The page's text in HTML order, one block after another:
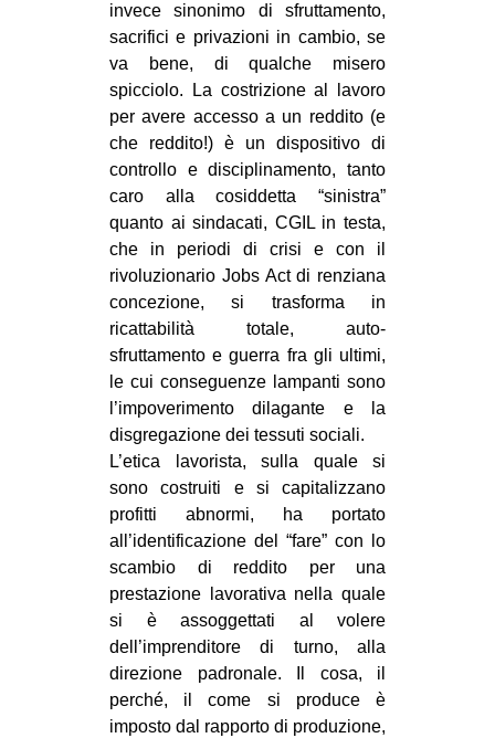
SPORT POPOLARE
MOVIMENTI
AMBIENTE
ANTIFASCISMO
DIRITTO ALL’ABITARE
GENERI
MIGRAZIONI
PRECARIATO
REPRESSIONE
STUDENTI
CULTURE
ARTE
CINEMA
MANIFESTI
RECENSIONI
INTERNAZIONALE
AFRICA
AMERICHE
invece sinonimo di sfruttamento,
sacrifici e privazioni in cambio, se
va bene, di qualche misero
spicciolo. La costrizione al lavoro
per avere accesso a un reddito (e
che reddito!) è un dispositivo di
controllo e disciplinamento, tanto
caro alla cosiddetta “sinistra”
quanto ai sindacati, CGIL in testa,
che in periodi di crisi e con il
rivoluzionario Jobs Act di renziana
concezione, si trasforma in
ricattabilità totale, auto-
sfruttamento e guerra fra gli ultimi,
le cui conseguenze lampanti sono
l’impoverimento dilagante e la
disgregazione dei tessuti sociali.
L’etica lavorista, sulla quale si
sono costruiti e si capitalizzano
profitti abnormi, ha portato
all’identificazione del “fare” con lo
scambio di reddito per una
prestazione lavorativa nella quale
si è assoggettati al volere
dell’imprenditore di turno, alla
direzione padronale. Il cosa, il
perché, il come si produce è
imposto dal rapporto di produzione,